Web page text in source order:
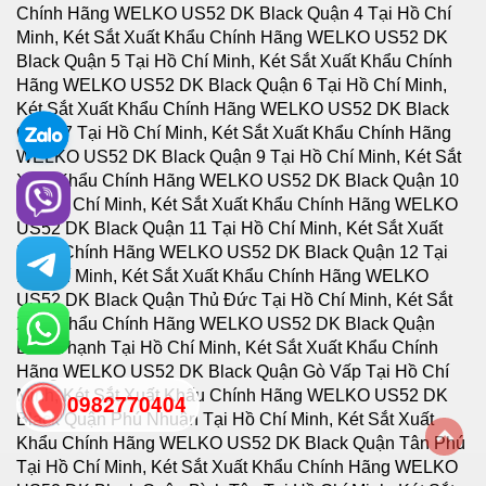
0982770404
back